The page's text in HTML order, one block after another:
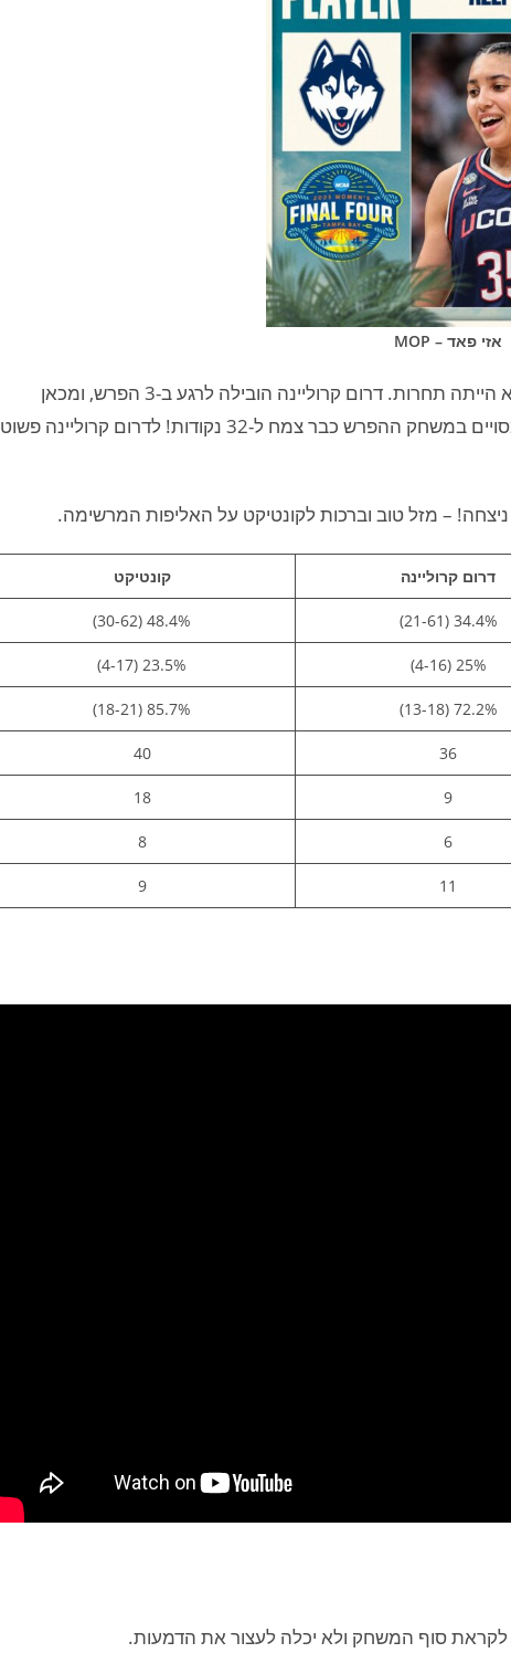
אזי פאד – MOP
אין כ"כ צורך או סיבה לעשות "סיכום משחק", פשוט לא הייתה תחרות. דרום קרוליינה הובילה לרגע ב-3 הפרש, ומכאן
והלאה קונטיקט החלה ללחוץ על הגז, כאשר בשלב מסויים במשחק ההפרש כבר צמח ל-32 נקודות! לדרום קרוליינה פשוט
– מזל טוב וברכות לקונטיקט על האליפות המרשימה.
דרום קרוליינה קונטיקט
34.4% (21-61)
48.4% (30-62)
25% (4-16)
23.5% (4-17)
72.2% (13-18)
85.7% (18-21)
36
40
9
18
6
8
11
9
סוף המשחק ולא יכלה לעצור את הדמעות.